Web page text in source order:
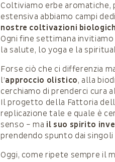
Coltiviamo erbe aromatiche,
estensiva abbiamo campi
nostre coltivazioni
Ogni fine settimana
la salute, lo yoga e la
Forse ciò che ci differenzia
l’approccio olistico, alla
cerchiamo di prenderci cura
Il progetto della Fattoria
replicazione tale e quale è
senso – ma il suo spirito
prendendo spunto dai
Oggi, come ripete sempre il